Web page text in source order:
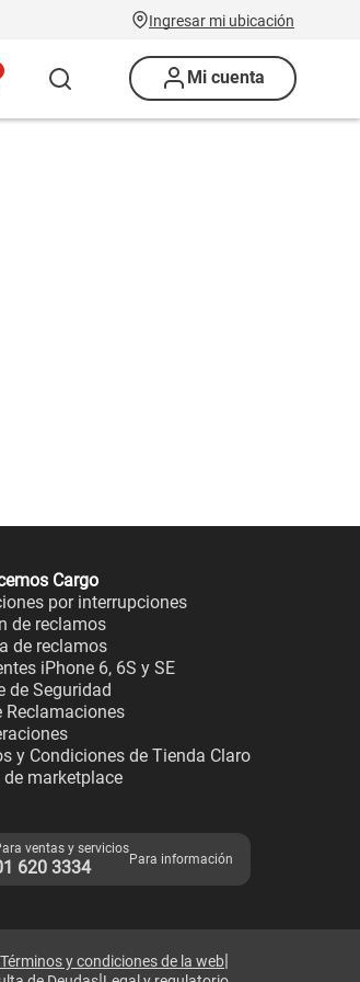
Ingresar mi ubicación
Mi cuenta
Cargo
por interrupciones
de reclamos
de reclamos
iPhone 6, 6S y SE
de Seguridad
Reclamaciones
y Condiciones de Tienda Claro
de marketplace
ventas y servicios
620 3334 Para información
Términos y condiciones de la web|